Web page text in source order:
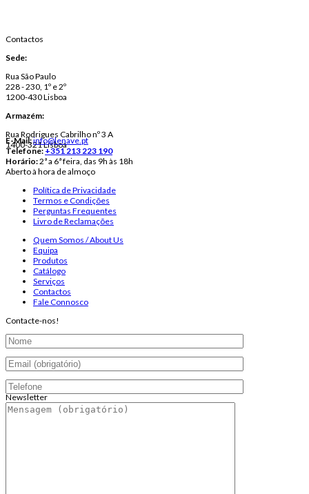
Contactos
Sede:
Rua São Paulo
228 - 230, 1º e 2º
1200-430 Lisboa
Armazém:
Rua Rodrigues Cabrilho nº 3 A
1400-321 Lisboa
E-Mail:info@lenave.pt
Telefone:+351 213 223 190
Horário:2ª a 6ª feira, das 9h às 18h
Aberto à hora de almoço
Política de Privacidade
Termos e Condições
Perguntas Frequentes
Livro de Reclamações
Quem Somos / About Us
Equipa
Produtos
Catálogo
Serviços
Contactos
Fale Connosco
Contacte-nos!
Newsletter
Endereço de email: